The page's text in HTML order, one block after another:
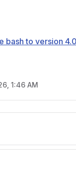
bash to version
1:46 AM